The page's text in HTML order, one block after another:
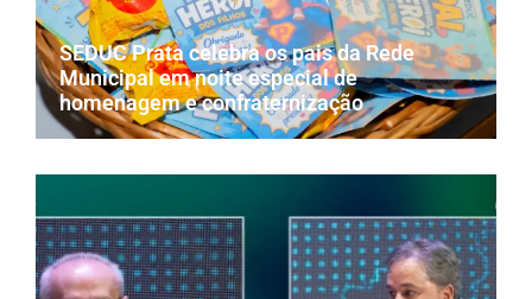
SEDUC Prata celebra os pais da Rede
Municipal em noite especial de
homenagem e confraternização